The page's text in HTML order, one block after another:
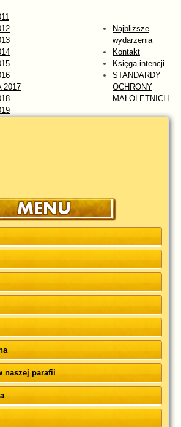
2017
Najbliższe
wydarzenia
Kontakt
Księga intencji
STANDARDY
OCHRONY
MAŁOLETNICH
naszej parafii